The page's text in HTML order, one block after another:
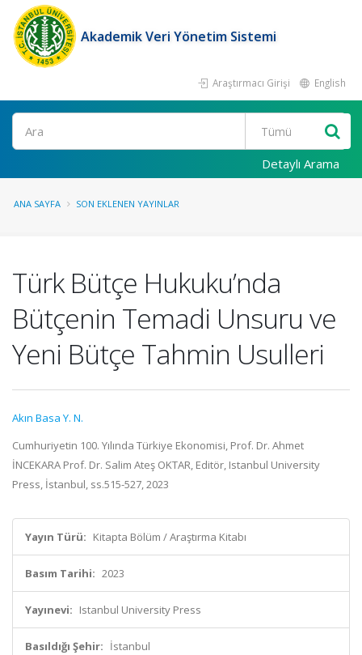
Akademik Veri Yönetim Sistemi
Araştırmacı Girişi English
Ara
Detaylı Arama
ANA SAYFA SON EKLENEN YAYINLAR
Türk Bütçe Hukuku’nda
Bütçenin Temadi Unsuru ve
Yeni Bütçe Tahmin Usulleri
Akın Basa Y. N.
Cumhuriyetin 100. Yılında Türkiye Ekonomisi, Prof. Dr. Ahmet
İNCEKARA Prof. Dr. Salim Ateş OKTAR, Editör, Istanbul University
Press, İstanbul, ss.515-527, 2023
Yayın Türü: Kitapta Bölüm / Araştırma Kitabı
Basım Tarihi: 2023
Yayınevi: Istanbul University Press
Basıldığı Şehir: İstanbul